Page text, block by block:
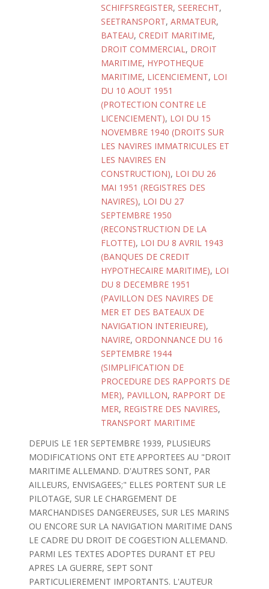
SCHIFFSREGISTER, SEERECHT,
SEETRANSPORT, ARMATEUR,
BATEAU, CREDIT MARITIME,
DROIT COMMERCIAL, DROIT
MARITIME, HYPOTHEQUE
MARITIME, LICENCIEMENT, LOI
DU 10 AOUT 1951
(PROTECTION CONTRE LE
LICENCIEMENT), LOI DU 15
NOVEMBRE 1940 (DROITS SUR
LES NAVIRES IMMATRICULES ET
LES NAVIRES EN
CONSTRUCTION), LOI DU 26
MAI 1951 (REGISTRES DES
NAVIRES), LOI DU 27
SEPTEMBRE 1950
(RECONSTRUCTION DE LA
FLOTTE), LOI DU 8 AVRIL 1943
(BANQUES DE CREDIT
HYPOTHECAIRE MARITIME), LOI
DU 8 DECEMBRE 1951
(PAVILLON DES NAVIRES DE
MER ET DES BATEAUX DE
NAVIGATION INTERIEURE),
NAVIRE, ORDONNANCE DU 16
SEPTEMBRE 1944
(SIMPLIFICATION DE
PROCEDURE DES RAPPORTS DE
MER), PAVILLON, RAPPORT DE
MER, REGISTRE DES NAVIRES,
TRANSPORT MARITIME
DEPUIS LE 1ER SEPTEMBRE 1939, PLUSIEURS
MODIFICATIONS ONT ETE APPORTEES AU "DROIT
MARITIME ALLEMAND. D'AUTRES SONT, PAR
AILLEURS, ENVISAGEES;" ELLES PORTENT SUR LE
PILOTAGE, SUR LE CHARGEMENT DE
MARCHANDISES DANGEREUSES, SUR LES MARINS
OU ENCORE SUR LA NAVIGATION MARITIME DANS
LE CADRE DU DROIT DE COGESTION ALLEMAND.
PARMI LES TEXTES ADOPTES DURANT ET PEU
APRES LA GUERRE, SEPT SONT
PARTICULIEREMENT IMPORTANTS. L'AUTEUR